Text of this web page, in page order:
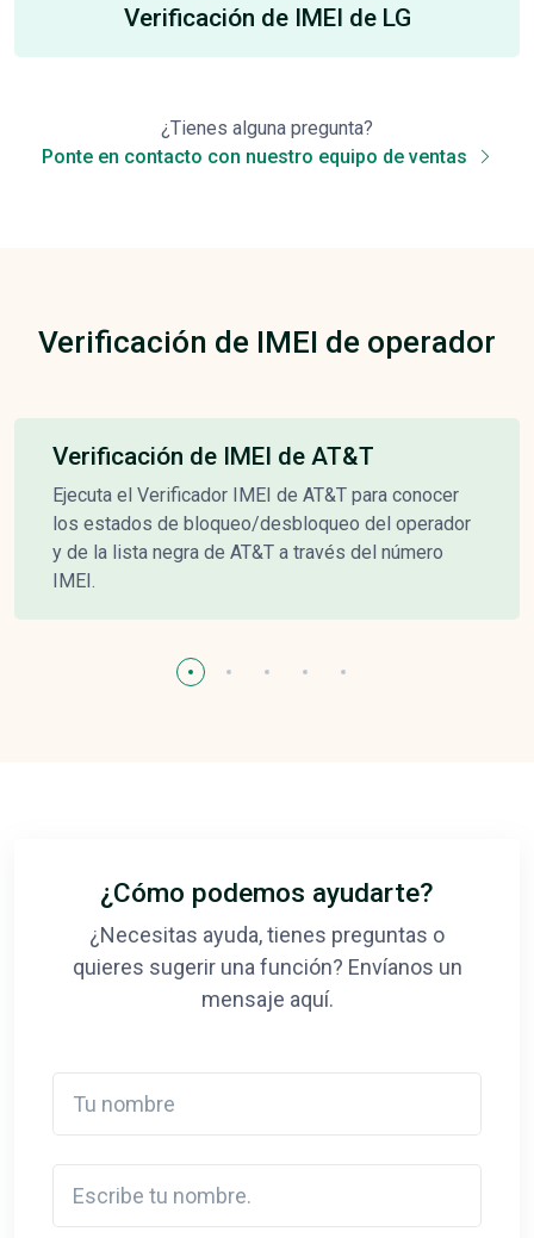
Verificación de IMEI de LG
¿Tienes alguna pregunta?
Ponte en contacto con nuestro equipo de ventas
Verificación de IMEI de operador
Verificación de IMEI de AT&T
Ejecuta el Verificador IMEI de AT&T para conocer
los estados de bloqueo/desbloqueo del operador
y de la lista negra de AT&T a través del número
IMEI.
¿Cómo podemos ayudarte?
¿Necesitas ayuda, tienes preguntas o
quieres sugerir una función? Envíanos un
mensaje aquí.